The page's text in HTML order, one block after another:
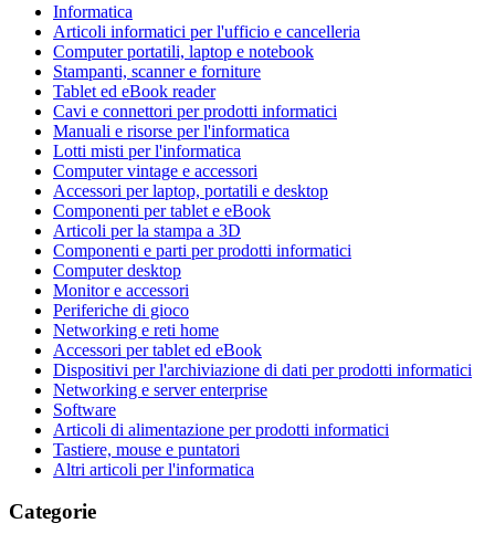
Informatica
Articoli informatici per l'ufficio e cancelleria
Computer portatili, laptop e notebook
Stampanti, scanner e forniture
Tablet ed eBook reader
Cavi e connettori per prodotti informatici
Manuali e risorse per l'informatica
Lotti misti per l'informatica
Computer vintage e accessori
Accessori per laptop, portatili e desktop
Componenti per tablet e eBook
Articoli per la stampa a 3D
Componenti e parti per prodotti informatici
Computer desktop
Monitor e accessori
Periferiche di gioco
Networking e reti home
Accessori per tablet ed eBook
Dispositivi per l'archiviazione di dati per prodotti informatici
Networking e server enterprise
Software
Articoli di alimentazione per prodotti informatici
Tastiere, mouse e puntatori
Altri articoli per l'informatica
Categorie